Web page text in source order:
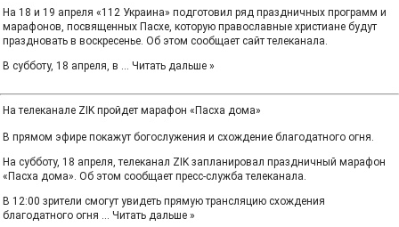
На 18 и 19 апреля «112 Украина» подготовил ряд праздничных программ и
марафонов, посвященных Пасхе, которую православные христиане будут
праздновать в воскресенье. Об этом сообщает сайт телеканала.
В субботу, 18 апреля, в ... Читать дальше »
На телеканале ZIK пройдет марафон «Пасха дома»
В прямом эфире покажут богослужения и схождение благодатного огня.
На субботу, 18 апреля, телеканал ZIK запланировал праздничный марафон
«Пасха дома». Об этом сообщает пресс-служба телеканала.
В 12:00 зрители смогут увидеть прямую трансляцию схождения
благодатного огня ... Читать дальше »